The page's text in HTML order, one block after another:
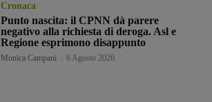
Cronaca
Punto nascita: il CPNN dà parere
negativo alla richiesta di deroga. Asl e
Regione esprimono disappunto
Monica Campani 6 Agosto 2026